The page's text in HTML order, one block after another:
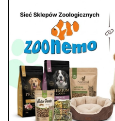
pon. – piąt. 10.00 – 19.00
sob. 8.00 – 15.00
niedz. zamknięte